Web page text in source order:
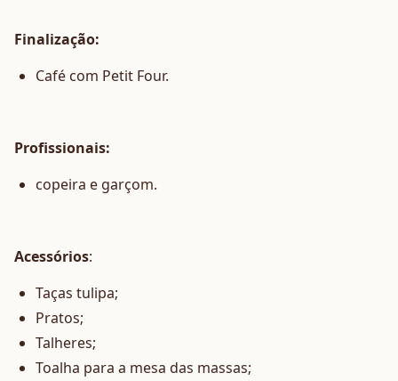
Finalização:
Café com Petit Four.
Profissionais:
copeira e garçom.
Acessórios:
Taças tulipa;
Pratos;
Talheres;
Toalha para a mesa das massas;